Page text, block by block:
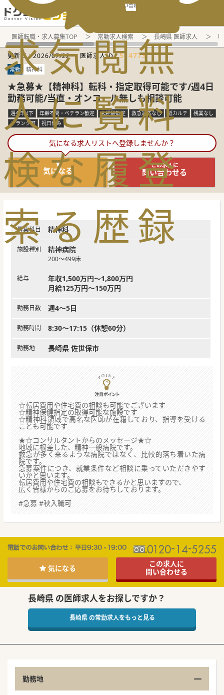
電話でのお問い合わせ：平日9:30-19:00
求
人
検
索
気
に
な
る
閲
覧
履
歴
無
料
登
録
医師転職・求人募集TOP 常勤求人検索 長崎県 医師求人
更新日 :2026/07/22 医師求人ID :514773
常勤 精神科
★急募★【精神科】転科・指定取得可能です/週4日
勤務可能/当直・オンコール無しも相談可能
週4日以下 年齢不問・ベテラン歓迎 未経験歓迎 救急対応なし 紙カルテ
残業なし
ブランク可
祝日休み
気になる求人リストへ登録しませんか？
気になる
この求人に
問い合わせる
募集科目 精神科
施設種別 精神病院
200～499床
給与
年収1,500万円～1,800万円
月給125万円～150万円
勤務日数 週4～5日
勤務時間 8:30～17:15（休憩60分）
勤務地 長崎県 佐世保市
☆転居費用や住宅費の相談も可能でございます
☆精神保健指定の取得可能な施設です
☆精神科領域で高名な医師が在籍しており、指導を受ける
ことも可能です
★☆コンサルタントからのメッセージ★☆
地域に根差した、精神一般病院です。
救急が多く来るような病院ではなく、比較的落ち着いた病
院です。
急募案件につき、就業条件など相談に乗っていただきやす
いかと思います。
転居費用や住宅費の相談もできるかと思いますので、
広く皆様からのご応募をお待ちしております。
#急募 #秋入職可
気になる
この求人に
問い合わせる
長崎県 の医師求人をお探しですか？
長崎県 の常勤求人をもっと見る
勤務地